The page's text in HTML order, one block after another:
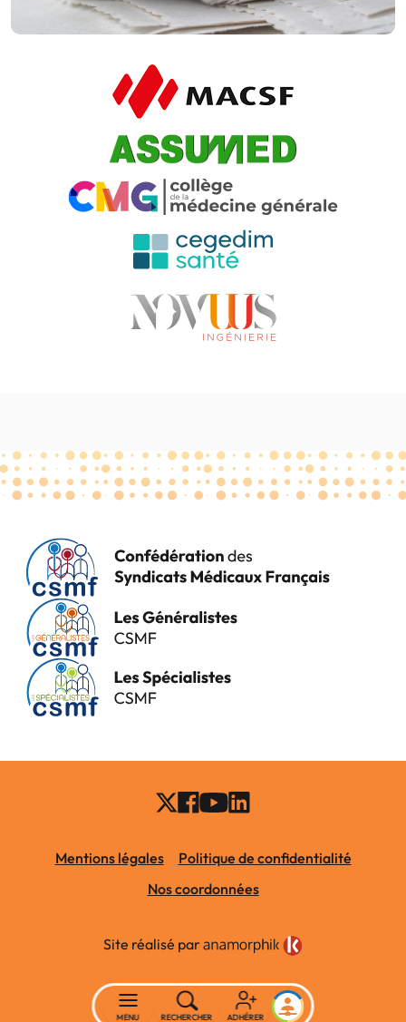
Mentions légales
Politique de confidentialité
Nos coordonnées
Site réalisé par
MENU RECHERCHER ADHÉRER